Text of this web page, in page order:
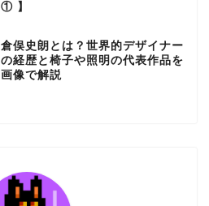
① 】
倉俣史朗とは？世界的デザイナー
の経歴と椅子や照明の代表作品を
画像で解説